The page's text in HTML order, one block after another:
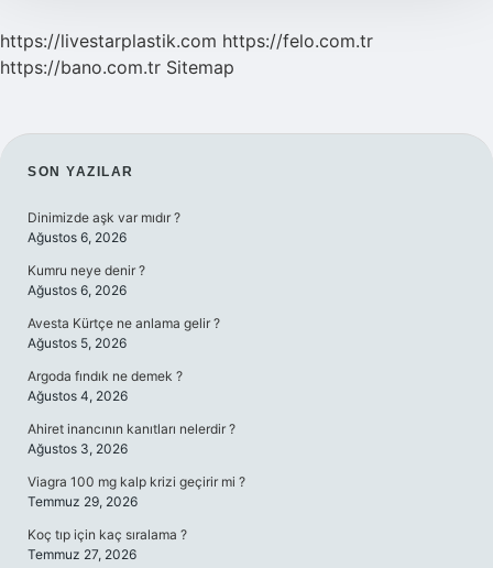
https://livestarplastik.com https://felo.com.tr
https://bano.com.tr Sitemap
SIDEBAR
SON YAZILAR
Dinimizde aşk var mıdır ?
Ağustos 6, 2026
Kumru neye denir ?
Ağustos 6, 2026
Avesta Kürtçe ne anlama gelir ?
Ağustos 5, 2026
Argoda fındık ne demek ?
Ağustos 4, 2026
Ahiret inancının kanıtları nelerdir ?
Ağustos 3, 2026
Viagra 100 mg kalp krizi geçirir mi ?
Temmuz 29, 2026
Koç tıp için kaç sıralama ?
Temmuz 27, 2026